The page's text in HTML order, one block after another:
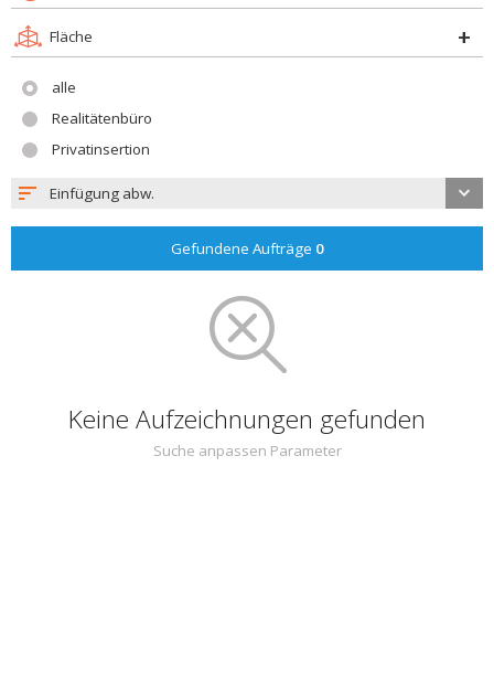
Fläche
alle
Realitätenbüro
Privatinsertion
Einfügung abw.
Gefundene Aufträge 0
Keine Aufzeichnungen gefunden
Suche anpassen Parameter